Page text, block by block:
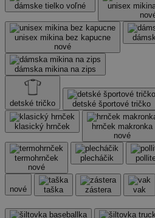
dámske tielko voľné
unisex
unisex mikina bez kapucne
nové
dámska mikina na zips
detské tričko detské športové tričko
klasický hrnček
hrnček makronka
nové
termohrnček
nové
plecháčik
nové taška zástera vak